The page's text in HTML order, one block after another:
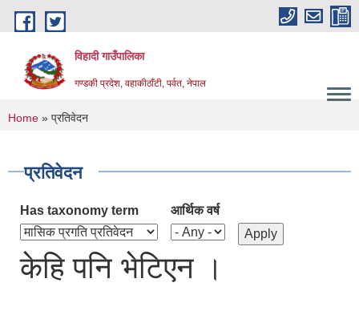
Skip to main content
विहादी गाउँपालिका
गण्डकी प्रदेश, वहाकीठाँटी, पर्वत, नेपाल
You are here
Home » प्रतिवेदन
प्रतिवेदन
Has taxonomy term आर्थिक वर्ष
केहि पनि भेटिएन ।